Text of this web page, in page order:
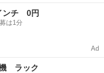
応天井高さ193～265cm ■収
ン焼付塗装） ハンガー…
物干し
ンチ 0円
は1分
Ad
機 ラック